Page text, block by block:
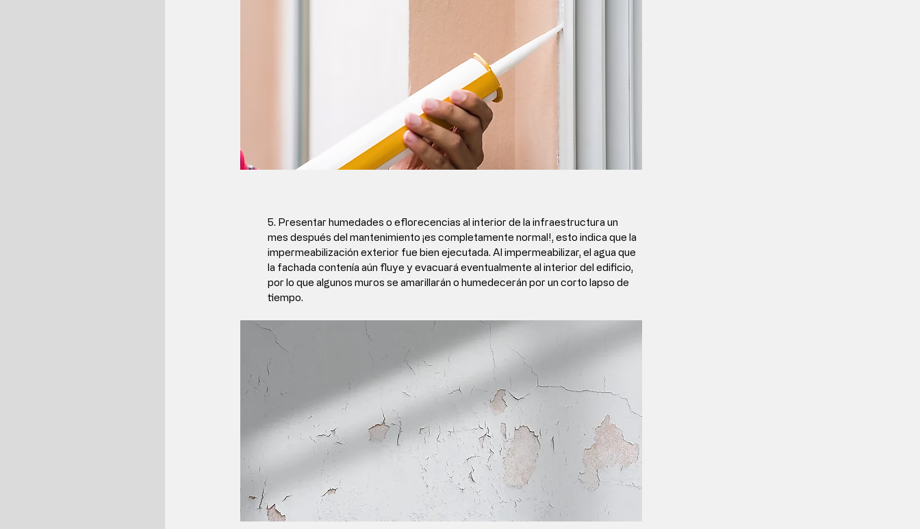
5. Presentar humedades o eflorecencias al interior de la infraestructura un
mes después del mantenimiento ¡es completamente normal!, esto indica que la
impermeabilización exterior fue bien ejecutada. Al impermeabilizar, el agua que
la fachada contenía aún fluye y evacuará eventualmente al interior del edificio,
por lo que algunos muros se amarillarán o humedecerán por un corto lapso de
tiempo.